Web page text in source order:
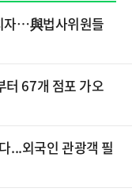
자…與법사위원들
67개 점포 가오
...외국인 관광객 필